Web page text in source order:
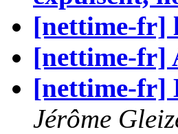
[nettime-fr]
[nettime-fr]
[nettime-fr]
Jérôme